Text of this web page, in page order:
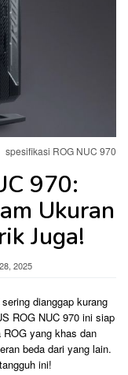
spesifikasi ROG NUC 970
970:
Ukuran
Juga!
2025
dianggap kurang
ROG NUC 970 ini siap
yang khas dan
beda dari yang lain.
ini!